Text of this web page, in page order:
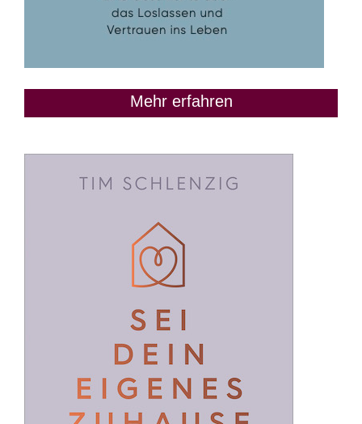
Mehr erfahren